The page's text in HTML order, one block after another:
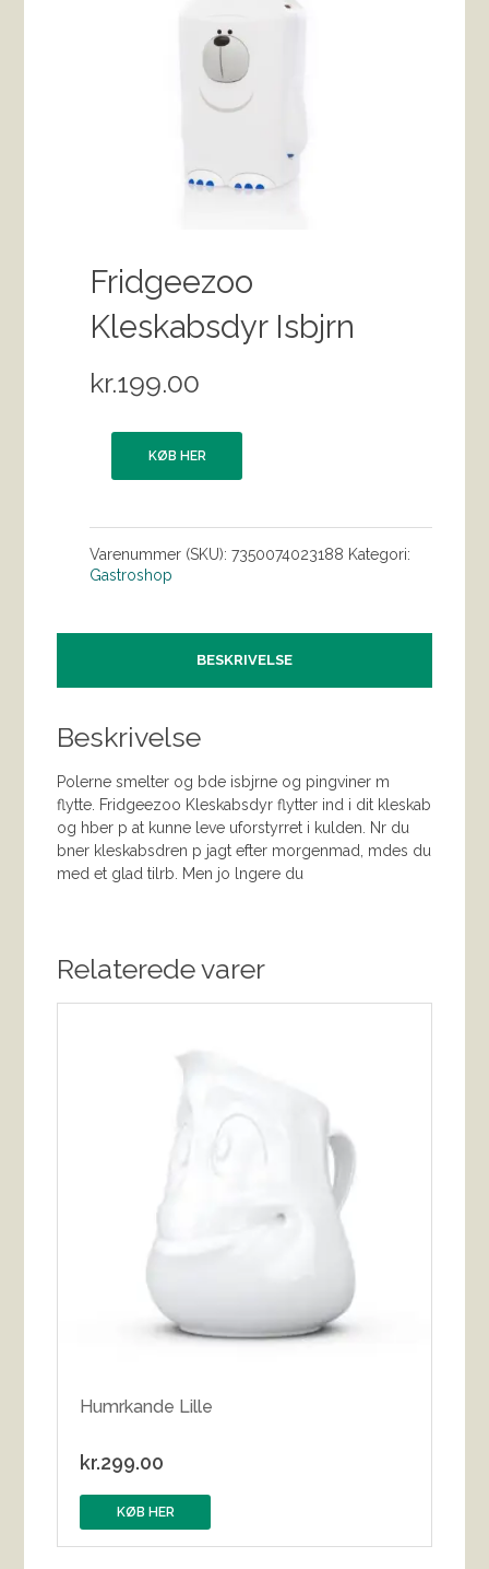
Fridgeezoo
Kleskabsdyr Isbjrn
kr.199.00
KØB HER
Varenummer (SKU):7350074023188 Kategori:
Gastroshop
BESKRIVELSE
Beskrivelse
Polerne smelter og bde isbjrne og pingviner m
flytte. Fridgeezoo Kleskabsdyr flytter ind i dit kleskab
og hber p at kunne leve uforstyrret i kulden. Nr du
bner kleskabsdren p jagt efter morgenmad, mdes du
med et glad tilrb. Men jo lngere du
Relaterede varer
Humrkande Lille
kr.299.00
KØB HER